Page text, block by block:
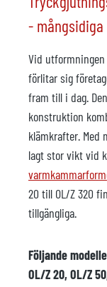
- mångsidiga
Vid
förlitar sig
fram till i dag.
konstruktion
klämkrafter. Med
lagt stor vikt vid
20 till OL/Z 320
tillgängliga.
Följande
OL/Z 20, OL/Z